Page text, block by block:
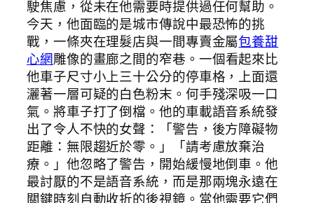
駛焦慮，從未在他需要時提供過任何幫助。
今天，他面臨的是城市傳說中最恐怖的挑
戰，一條夾在理髮店與一間專賣金屬包養甜
心網雕像的畫廊之間的窄巷。一個看起來比
他車子尺寸小上三十公分的停車格，上面還
灑著一層可疑的白色粉末。何手殘深吸一口
氣。將車子打了倒檔。他的車載語音系統發
出了令人不快的女聲：「警告，後方障礙物
距離：無限趨近於零。」「請考慮放棄治
療。」他忽略了警告，開始緩慢地倒車。他
最討厭的不是語音系統，而是那兩塊永遠在
關鍵時刻自動收折的後視鏡。當他需要它們